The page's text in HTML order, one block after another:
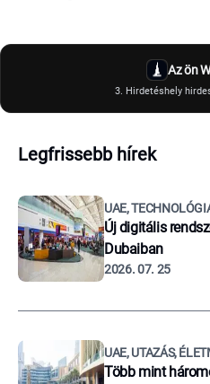
Az ön
3. Hirdetéshely
Legfrissebb hírek
UAE,
Új digitális
Dubaiban
2026. 07. 25
UAE, UTAZÁS,
Több mint